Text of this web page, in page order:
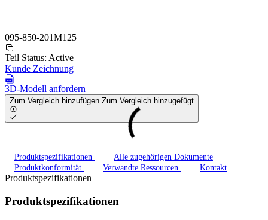
095-850-201M125
Teil Status: Active
Kunde Zeichnung
3D-Modell anfordern
Zum Vergleich hinzufügen Zum Vergleich hinzugefügt
Produktspezifikationen
Alle zugehörigen Dokumente
Produktkonformität
Verwandte Ressourcen Kontakt
Produktspezifikationen
Produktspezifikationen